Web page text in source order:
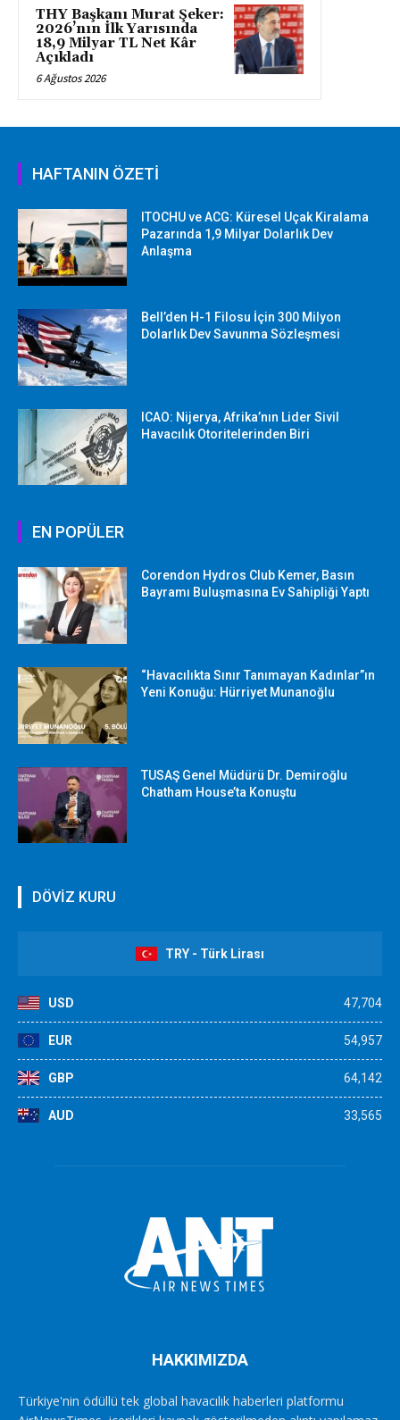
THY Başkanı Murat Şeker:
2026’nın İlk Yarısında
18,9 Milyar TL Net Kâr
Açıkladı
6 Ağustos 2026
HAFTANIN ÖZETİ
ITOCHU ve ACG: Küresel Uçak Kiralama
Pazarında 1,9 Milyar Dolarlık Dev
Anlaşma
Bell’den H-1 Filosu İçin 300 Milyon
Dolarlık Dev Savunma Sözleşmesi
ICAO: Nijerya, Afrika’nın Lider Sivil
Havacılık Otoritelerinden Biri
EN POPÜLER
Corendon Hydros Club Kemer, Basın
Bayramı Buluşmasına Ev Sahipliği Yaptı
“Havacılıkta Sınır Tanımayan Kadınlar”ın
Yeni Konuğu: Hürriyet Munanoğlu
TUSAŞ Genel Müdürü Dr. Demiroğlu
Chatham House’ta Konuştu
DÖVİZ KURU
TRY - Türk Lirası
USD 47,704
EUR 54,957
GBP 64,142
AUD 33,565
HAKKIMIZDA
Türkiye'nin ödüllü tek global havacılık haberleri platformu